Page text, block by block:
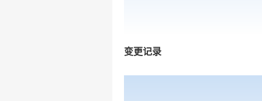
变更记录